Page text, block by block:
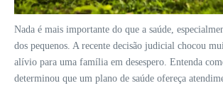
Nada é mais importante do que a saúde,
dos pequenos. A recente decisão judicial chocou
alívio para uma família em desespero. Entenda
determinou que um plano de saúde ofereça